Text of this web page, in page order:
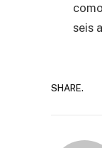
seis
SHARE.